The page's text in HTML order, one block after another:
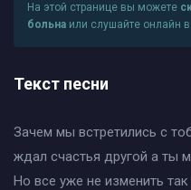
На этой странице вы можете
больна или слушайте онлайн
Текст песни
Зачем мы встретились с
ждал счастья другой а ты
Но все уже не изменить